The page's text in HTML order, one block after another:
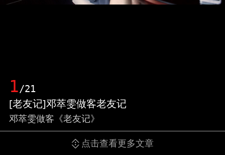
1/21
[老友记]邓萃雯做客老友记
邓萃雯做客《老友记》
点击查看更多文章